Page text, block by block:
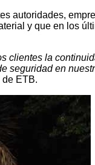
autoridades,
y que en los
clientes la
en
de ETB.